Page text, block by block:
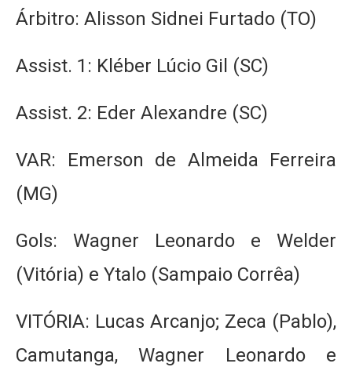
Árbitro: Alisson Sidnei Furtado (TO)
Assist. 1: Kléber Lúcio Gil (SC)
Assist. 2: Eder Alexandre (SC)
VAR: Emerson de Almeida Ferreira
(MG)
Gols: Wagner Leonardo e Welder
(Vitória) e Ytalo (Sampaio Corrêa)
VITÓRIA: Lucas Arcanjo; Zeca (Pablo),
Camutanga, Wagner Leonardo e